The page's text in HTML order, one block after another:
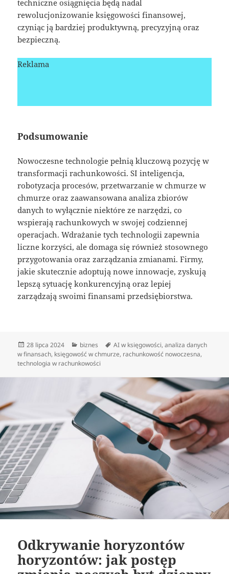
techniczne osiągnięcia będą nadal
rewolucjonizowanie księgowości finansowej,
czyniąc ją bardziej produktywną, precyzyjną oraz
bezpieczną.
Reklama
Podsumowanie
Nowoczesne technologie pełnią kluczową pozycję w
transformacji rachunkowości. SI inteligencja,
robotyzacja procesów, przetwarzanie w chmurze w
chmurze oraz zaawansowana analiza zbiorów
danych to wyłącznie niektóre ze narzędzi, co
wspierają rachunkowych w swojej codziennej
operacjach. Wdrażanie tych technologii zapewnia
liczne korzyści, ale domaga się również stosownego
przygotowania oraz zarządzania zmianami. Firmy,
jakie skutecznie adoptują nowe innowacje, zyskują
lepszą sytuację konkurencyjną oraz lepiej
zarządzają swoimi finansami przedsiębiorstwa.
Data
publikacji
28 lipca 2024 Kategorie
biznes Tagi
AI w księgowości,analiza danych
w finansach, księgowość w chmurze, rachunkowość nowoczesna,
technologia w rachunkowości
Odkrywanie horyzontów
horyzontów: jak postęp